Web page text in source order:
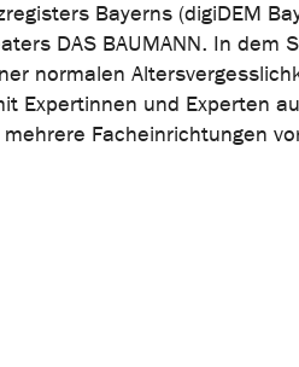
Bayerns (digiDEM
DAS BAUMANN. In dem
normalen
Expertinnen und Experten
Facheinrichtungen